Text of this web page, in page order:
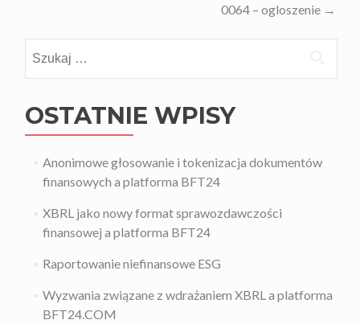
0064 – ogloszenie →
OSTATNIE WPISY
Anonimowe głosowanie i tokenizacja dokumentów
finansowych a platforma BFT24
XBRL jako nowy format sprawozdawczości
finansowej a platforma BFT24
Raportowanie niefinansowe ESG
Wyzwania związane z wdrażaniem XBRL a platforma
BFT24.COM